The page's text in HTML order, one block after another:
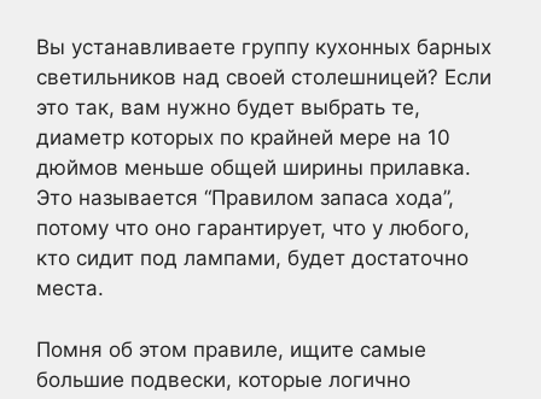
Вы устанавливаете группу кухонных барных
светильников над своей столешницей? Если
это так, вам нужно будет выбрать те,
диаметр которых по крайней мере на 10
дюймов меньше общей ширины прилавка.
Это называется “Правилом запаса хода”,
потому что оно гарантирует, что у любого,
кто сидит под лампами, будет достаточно
места.
Помня об этом правиле, ищите самые
большие подвески, которые логично